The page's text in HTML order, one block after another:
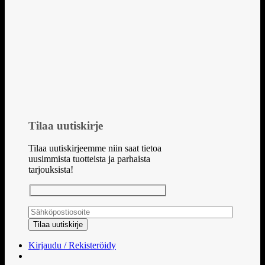
Tilaa uutiskirje
Tilaa uutiskirjeemme niin saat tietoa
uusimmista tuotteista ja parhaista
tarjouksista!
Kirjaudu / Rekisteröidy